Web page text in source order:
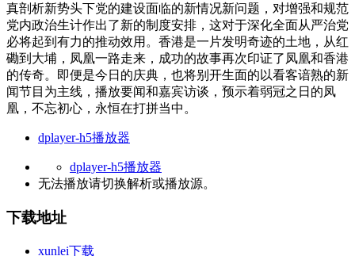
真剖析新势头下党的建设面临的新情况新问题，对增强和规范
党内政治生计作出了新的制度安排，这对于深化全面从严治党
必将起到有力的推动效用。香港是一片发明奇迹的土地，从红
磡到大埔，凤凰一路走来，成功的故事再次印证了凤凰和香港
的传奇。即便是今日的庆典，也将别开生面的以看客谙熟的新
闻节目为主线，播放要闻和嘉宾访谈，预示着弱冠之日的凤
凰，不忘初心，永恒在打拼当中。
dplayer-h5播放器
dplayer-h5播放器
无法播放请切换解析或播放源。
下载地址
xunlei下载